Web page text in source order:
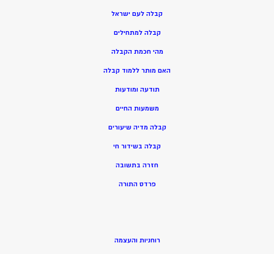
קבלה לעם ישראל
קבלה למתחילים
מהי חכמת הקבלה
האם מותר ללמוד קבלה
תודעה ומודעות
משמעות החיים
קבלה מדיה שיעורים
קבלה בשידור חי
חזרה בתשובה
פרדס התורה
רוחניות והעצמה